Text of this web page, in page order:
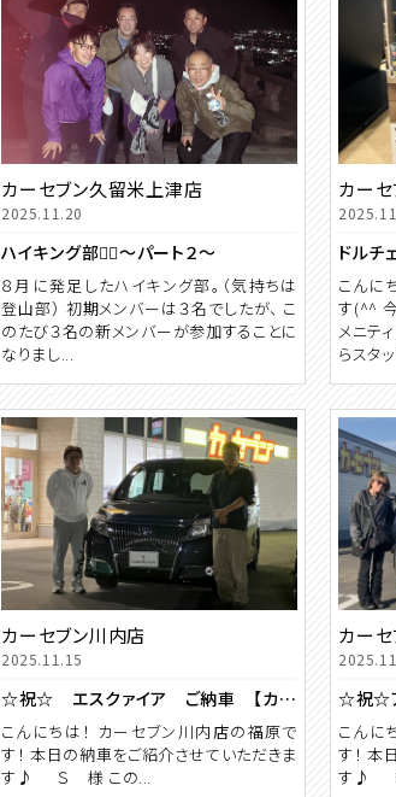
カーセブン久留米上津店
2025.11.20
ハイキング部🧗‍♂️～パート２～
８月に発足したハイキング部。（気持ちは
登山部） 初期メンバーは３名でしたが、 こ
のたび３名の新メンバーが参加することに
なりまし...
カー
ドルチ
こんに
す(^^
メニテ
らスタ
カーセブン川内店
2025.11.15
☆祝☆ エスクァイア ご納車 【カーセブン川内店】
こんにちは！ カーセブン川内店の福原で
す！ 本日の納車をご紹介させていただきま
す♪ Ｓ 様 この...
カー
こんに
す！ 本
す♪